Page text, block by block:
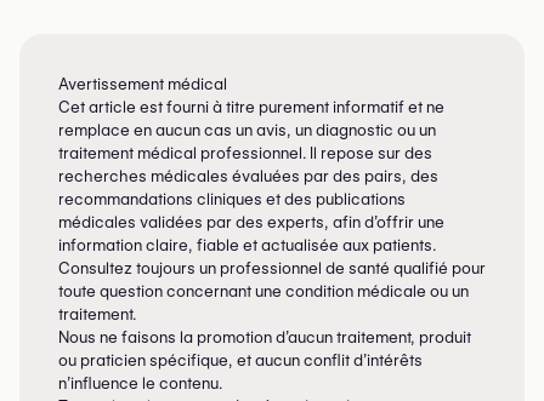
Avertissement médical
Cet article est fourni à titre purement informatif et ne
remplace en aucun cas un avis, un diagnostic ou un
traitement médical professionnel. Il repose sur des
recherches médicales évaluées par des pairs, des
recommandations cliniques et des publications
médicales validées par des experts, afin d’offrir une
information claire, fiable et actualisée aux patients.
Consultez toujours un professionnel de santé qualifié pour
toute question concernant une condition médicale ou un
traitement.
Nous ne faisons la promotion d’aucun traitement, produit
ou praticien spécifique, et aucun conflit d’intérêts
n’influence le contenu.